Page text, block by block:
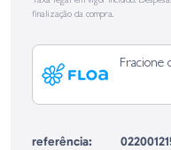
finalização da compra.
Fracione
referência: